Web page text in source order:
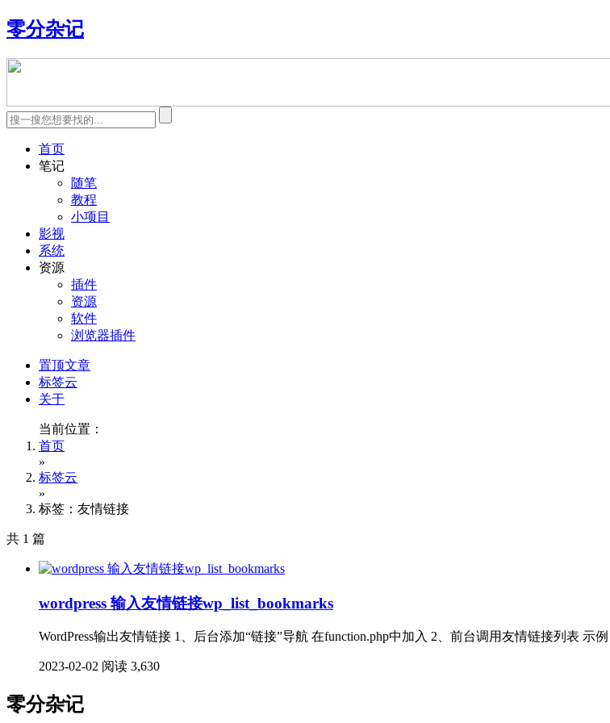
零分杂记
首页
笔记
随笔
教程
小项目
影视
系统
资源
插件
资源
软件
浏览器插件
置顶文章
标签云
关于
当前位置：
首页
»
标签云
»
标签：友情链接
共 1 篇
wordpress 输入友情链接wp_list_bookmarks
WordPress输出友情链接 1、后台添加“链接”导航 在function.php中加入 2、前台调用友情链接列表 示
2023-02-02 阅读 3,630
零分杂记